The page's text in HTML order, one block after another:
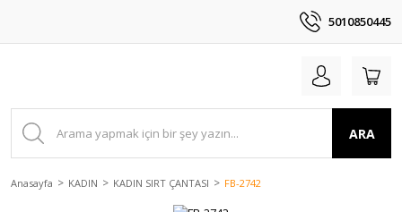
5010850445
ARA
Anasayfa KADIN KADIN SIRT ÇANTASI FB-2742